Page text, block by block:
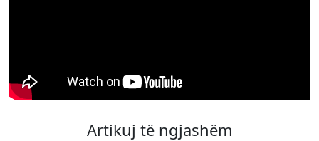
Artikuj të ngjashëm